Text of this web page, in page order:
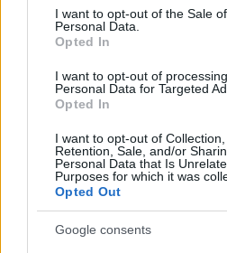
consent section.
I want to opt-out of the Sale
Personal Data.
Opted In
I want to opt-out of
Personal Data for Targeted
Opted In
I want to opt-out of Collection,
Retention, Sale, and/or
Personal Data that Is
Purposes for which it was
Opted Out
Google consents
5 éve jött az utolsó
Wilder-ről
2021. november 18.